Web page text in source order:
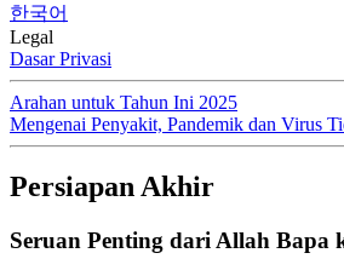
한국어
Legal
Dasar Privasi
Arahan untuk Tahun Ini 2025
Mengenai Penyakit, Pandemik dan Virus
Persiapan Akhir
Seruan Penting dari Allah Bapa